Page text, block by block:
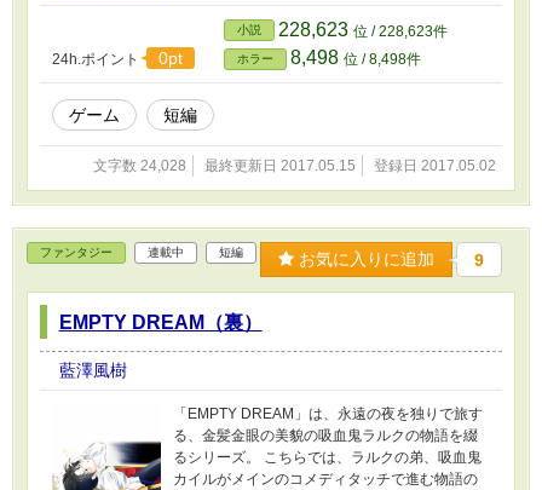
24h.ポイント 0pt
小説 228,623 位 / 228,623件
ホラー 8,498 位 / 8,498件
ゲーム 短編
文字数 24,028 最終更新日 2017.05.15 登録日 2017.05.02
ファンタジー 連載中 短編 お気に入りに追加 9
EMPTY DREAM（裏）
藍澤風樹
「EMPTY DREAM」は、永遠の夜を独りで旅す
る、金髪金眼の美貌の吸血鬼ラルクの物語を綴
るシリーズ。 こちらでは、ラルクの弟、吸血鬼
カイルがメインのコメディタッチで進む物語の